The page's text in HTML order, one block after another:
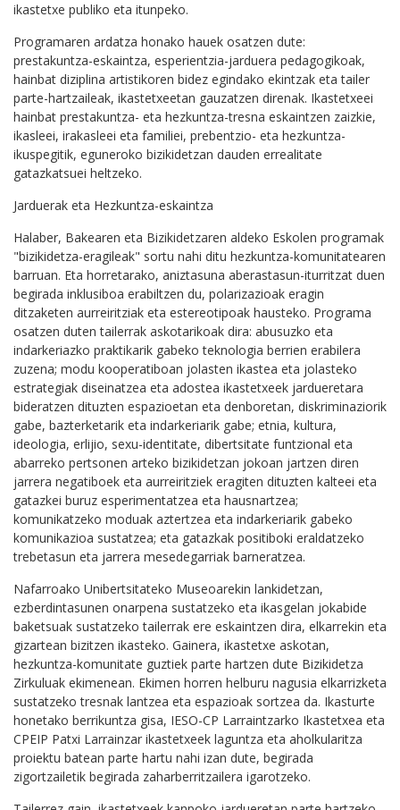
ikastetxe publiko eta itunpeko.
Programaren ardatza honako hauek osatzen dute:
prestakuntza-eskaintza, esperientzia-jarduera pedagogikoak,
hainbat diziplina artistikoren bidez egindako ekintzak eta tailer
parte-hartzaileak, ikastetxeetan gauzatzen direnak. Ikastetxeei
hainbat prestakuntza- eta hezkuntza-tresna eskaintzen zaizkie,
ikasleei, irakasleei eta familiei, prebentzio- eta hezkuntza-
ikuspegitik, eguneroko bizikidetzan dauden errealitate
gatazkatsuei heltzeko.
Jarduerak eta Hezkuntza-eskaintza
Halaber, Bakearen eta Bizikidetzaren aldeko Eskolen programak
"bizikidetza-eragileak" sortu nahi ditu hezkuntza-komunitatearen
barruan. Eta horretarako, aniztasuna aberastasun-iturritzat duen
begirada inklusiboa erabiltzen du, polarizazioak eragin
ditzaketen aurreiritziak eta estereotipoak hausteko. Programa
osatzen duten tailerrak askotarikoak dira: abusuzko eta
indarkeriazko praktikarik gabeko teknologia berrien erabilera
zuzena; modu kooperatiboan jolasten ikastea eta jolasteko
estrategiak diseinatzea eta adostea ikastetxeek jardueretara
bideratzen dituzten espazioetan eta denboretan, diskriminaziorik
gabe, bazterketarik eta indarkeriarik gabe; etnia, kultura,
ideologia, erlijio, sexu-identitate, dibertsitate funtzional eta
abarreko pertsonen arteko bizikidetzan jokoan jartzen diren
jarrera negatiboek eta aurreiritziek eragiten dituzten kalteei eta
gatazkei buruz esperimentatzea eta hausnartzea;
komunikatzeko moduak aztertzea eta indarkeriarik gabeko
komunikazioa sustatzea; eta gatazkak positiboki eraldatzeko
trebetasun eta jarrera mesedegarriak barneratzea.
Nafarroako Unibertsitateko Museoarekin lankidetzan,
ezberdintasunen onarpena sustatzeko eta ikasgelan jokabide
baketsuak sustatzeko tailerrak ere eskaintzen dira, elkarrekin eta
gizartean bizitzen ikasteko. Gainera, ikastetxe askotan,
hezkuntza-komunitate guztiek parte hartzen dute Bizikidetza
Zirkuluak ekimenean. Ekimen horren helburu nagusia elkarrizketa
sustatzeko tresnak lantzea eta espazioak sortzea da. Ikasturte
honetako berrikuntza gisa, IESO-CP Larraintzarko Ikastetxea eta
CPEIP Patxi Larrainzar ikastetxeek laguntza eta aholkularitza
proiektu batean parte hartu nahi izan dute, begirada
zigortzailetik begirada zaharberritzailera igarotzeko.